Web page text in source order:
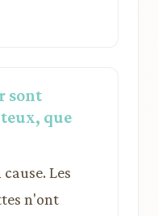
sont
que
Les
n'ont